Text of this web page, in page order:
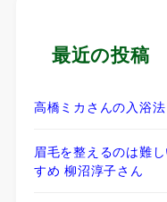
最近の投稿
高橋ミカさんの入浴
眉毛を整えるのは難
すめ 柳沼淳子さん